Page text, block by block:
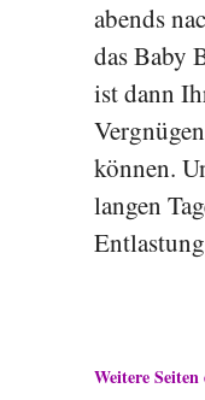
abends
das Baby
ist dann
können.
langen
Weitere